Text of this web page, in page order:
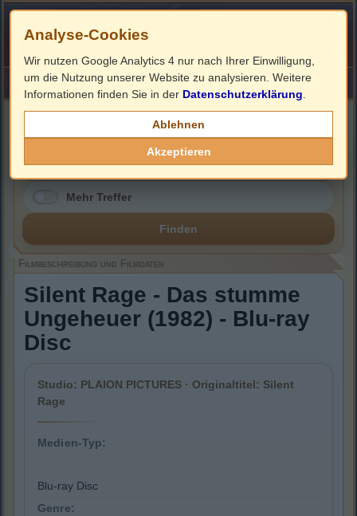
HOME ImpressumLinks
Filmbeschreibung, Cover & Blu-ray Infos
Mehr Treffer
Finden
Filmbeschreibung und Filmdaten
Silent Rage - Das stumme
Ungeheuer (1982) - Blu-ray
Disc
Studio: PLAION PICTURES · Originaltitel: Silent
Rage
Medien-Typ:
Blu-ray Disc
Genre:
Analyse-Cookies
Wir nutzen Google Analytics 4 nur nach Ihrer Einwilligung,
um die Nutzung unserer Website zu analysieren. Weitere
Informationen finden Sie in der Datenschutzerklärung
Ablehnen
Akzeptieren